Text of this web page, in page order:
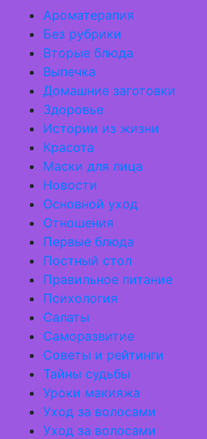
Ароматерапия
Без рубрики
Вторые блюда
Выпечка
Домашние заготовки
Здоровье
Истории из жизни
Красота
Маски для лица
Новости
Основной уход
Отношения
Первые блюда
Постный стол
Правильное питание
Психология
Салаты
Саморазвитие
Советы и рейтинги
Тайны судьбы
Уроки макияжа
Уход за волосами
Уход за волосами